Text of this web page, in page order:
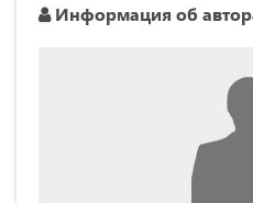
Информация об